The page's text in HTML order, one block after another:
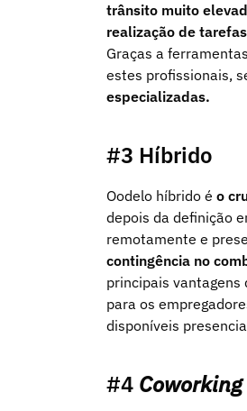
trânsito muito
realização de tarefas
Graças a
estes profissionais,
especializadas.
#3 Híbrido
Oodelo híbrido é o
depois da definição
remotamente e
contingência no
principais vantagens
para os
disponíveis
#4 Coworking